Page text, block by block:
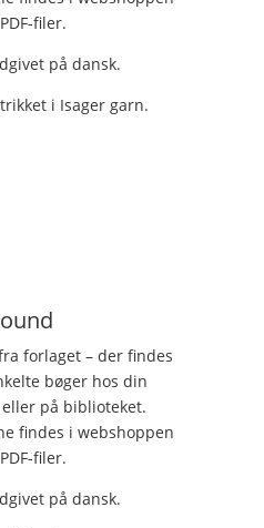
filer.
på dansk.
i Isager garn.
forlaget – der findes
bøger hos din
på biblioteket.
findes i webshoppen
filer.
på dansk.